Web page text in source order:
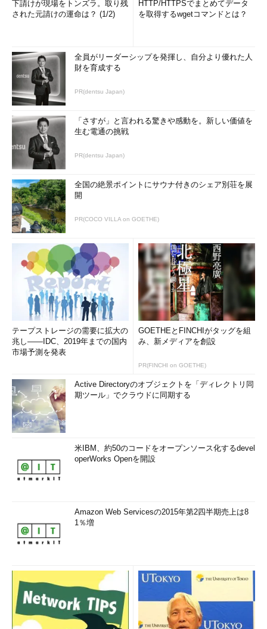
下請けが現場をトンズラ。取り残
された元請けの運命は？ (1/2)
HTTP/HTTPSでまとめてデータ
を取得するwgetコマンドとは？
全員がリーダーシップを発揮し、自分より優れた人
財を育成する
PR(dentsu Japan)
「さすが」と言われる驚きや感動を。新しい価値を
生む電通の挑戦
PR(dentsu Japan)
全国の絶景ポイントにサウナ付きのシェア別荘を展
開
PR(COCO VILLA on GOETHE)
テープストレージの需要に拡大の
兆し――IDC、2019年までの国内
市場予測を発表
GOETHEとFINCHIがタッグを組
み、新メディアを創設
PR(FINCHI on GOETHE)
Active Directoryのオブジェクトを「ディレクトリ同
期ツール」でクラウドに同期する
米IBM、約50のコードをオープンソース化するdevel
operWorks Openを開設
Amazon Web Servicesの2015年第2四半期売上は8
1％増